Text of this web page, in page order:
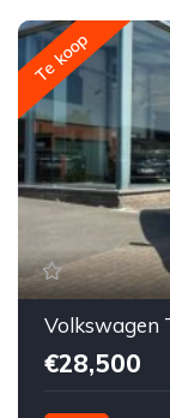
Te koop
€28,500